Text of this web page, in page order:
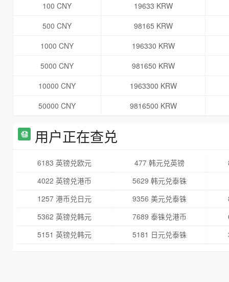
100 CNY
19633 KRW
500 CNY
98165 KRW
1000 CNY
196330 KRW
5000 CNY
981650 KRW
10000 CNY
1963300 KRW
50000 CNY
9816500 KRW
用户正在查兑
6183 英镑兑欧元 477 韩元兑英镑
4022 英镑兑港币
5629 韩元兑泰铢
1257 港币兑日元
9356 美元兑泰铢
5362 英镑兑韩元
7689 泰铢兑港币
5151 英镑兑韩元
5181 日元兑泰铢